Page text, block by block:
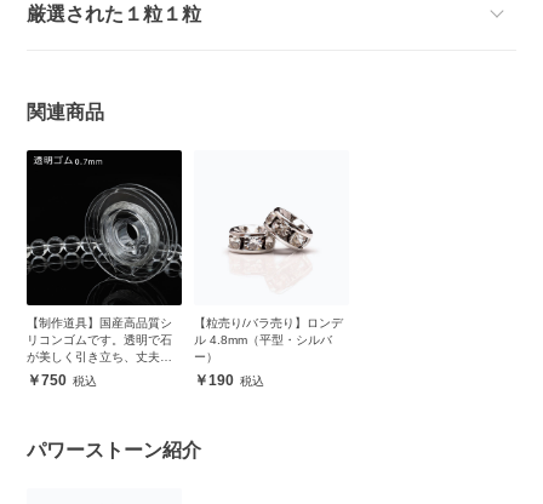
厳選された１粒１粒
関連商品
【制作道具】国産高品質シ
リコンゴムです。透明で石
が美しく引き立ち、丈夫で
安心750
【粒売り/バラ売り】ロンデ
ル 4.8mm（平型・シルバ
ー）
190
パワーストーン紹介